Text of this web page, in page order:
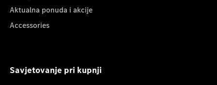
Aktualna ponuda i akcije
Accessories
Savjetovanje pri kupnji